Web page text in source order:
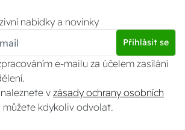
nabídky a novinky
Přihlásit se
e-mailu za účelem zasílání
v zásady ochrany osobních
můžete kdykoliv odvolat.